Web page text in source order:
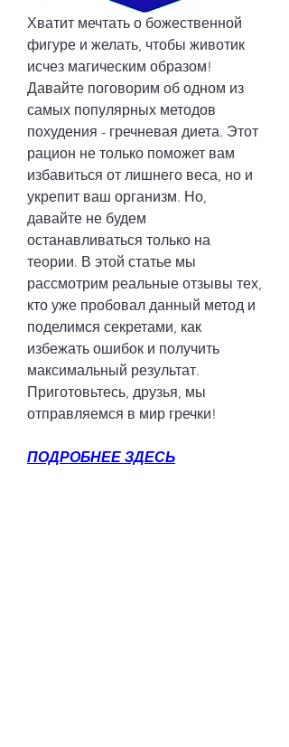
Хватит мечтать о божественной
фигуре и желать, чтобы животик
исчез магическим образом!
Давайте поговорим об одном из
самых популярных методов
похудения - гречневая диета. Этот
рацион не только поможет вам
избавиться от лишнего веса, но и
укрепит ваш организм. Но,
давайте не будем
останавливаться только на
теории. В этой статье мы
рассмотрим реальные отзывы тех,
кто уже пробовал данный метод и
поделимся секретами, как
избежать ошибок и получить
максимальный результат.
Приготовьтесь, друзья, мы
отправляемся в мир гречки!
ПОДРОБНЕЕ ЗДЕСЬ